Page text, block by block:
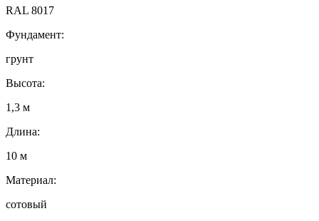
RAL 8017
Фундамент:
грунт
Высота:
1,3 м
Длина:
10 м
Материал:
сотовый